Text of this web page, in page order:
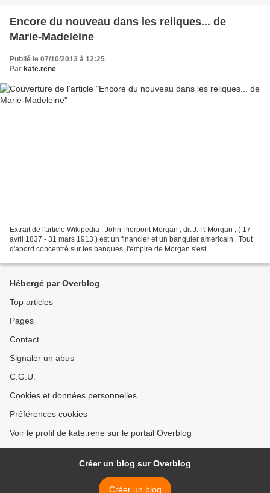
Encore du nouveau dans les reliques... de
Marie-Madeleine
Publié le 07/10/2013 à 12:25
Par kate.rene
Extrait de l'article Wikipedia : John Pierpont Morgan , dit J. P. Morgan , ( 17
avril 1837 - 31 mars 1913 ) est un financier et un banquier américain . Tout
d'abord concentré sur les banques, l'empire de Morgan s'est
Hébergé par Overblog
Top articles
Pages
Contact
Signaler un abus
C.G.U.
Cookies et données personnelles
Préférences cookies
Voir le profil de kate.rene sur le portail Overblog
Créer un blog sur Overblog
Créer un blog